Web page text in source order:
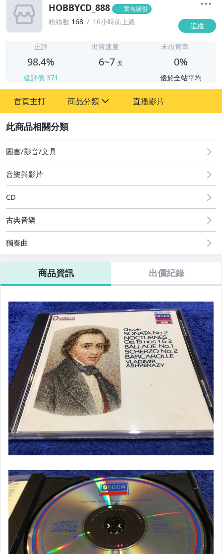
HOBBYCD_888 實名驗證
粉絲數 168 16小時前上線 追蹤
正評
98.4%
總評價 371
出貨速度
6~7 天
未出貨率
0%
優於全站平均
首頁主打 商品分類
圖書/影音/文具
直播影片
圖書/影音/文具
音樂與影片
CD
古典音樂
獨奏曲
商品資訊 出價紀錄